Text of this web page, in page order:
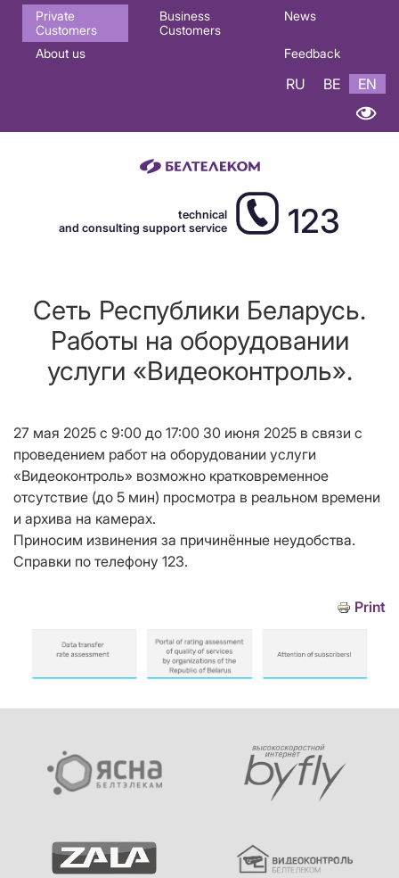
Основная
навигация
Private
Customers
Business
Customers
News
About us Feedback
RU BE EN
technical
and consulting support service
123
Сеть Республики Беларусь.
Работы на оборудовании
услуги «Видеоконтроль».
27 мая 2025 с 9:00 до 17:00 30 июня 2025 в связи с
проведением работ на оборудовании услуги
«Видеоконтроль» возможно кратковременное
отсутствие (до 5 мин) просмотра в реальном времени
и архива на камерах.
Приносим извинения за причинённые неудобства.
Справки по телефону 123.
Print